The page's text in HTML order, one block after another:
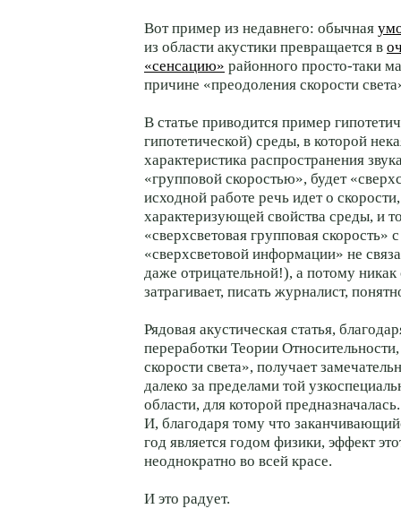
Вот пример из недавнего: обычная
из области акустики превращается в
«сенсацию» районного просто-таки
причине «преодоления скорости
В статье приводится пример
гипотетической) среды, в которой
характеристика распространения
«групповой скоростью», будет
исходной работе речь идет о
характеризующей свойства среды, и
«сверхсветовая групповая скорость»
«сверхсветовой информации» не
даже отрицательной!), а потому
затрагивает, писать журналист,
Рядовая акустическая статья,
переработки Теории
скорости света», получает
далеко за пределами той
области, для которой
И, благодаря тому что
год является годом физики, эффект
неоднократно во всей красе.
И это радует.